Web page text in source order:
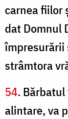
carnea fiilor
dat Domnul
împresurării
strâmtora
54.
alintare, va